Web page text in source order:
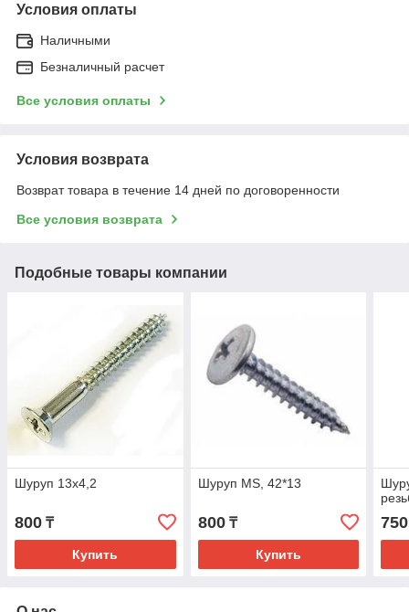
Условия оплаты
Наличными
Безналичный расчет
Все условия оплаты
Условия возврата
Возврат товара в течение 14 дней по договоренности
Все условия возврата
Подобные товары компании
Шуруп 13х4,2
800 ₸
Купить
Шуруп MS, 42*13
800₸
Купить
750